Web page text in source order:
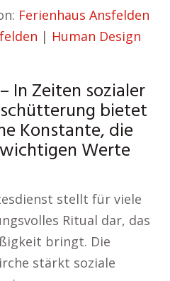
Ferienhaus Ansfelden
| Human Design
In Zeiten sozialer
bietet
Konstante, die
Werte
stellt für viele
Ritual dar, das
bringt. Die
stärkt soziale